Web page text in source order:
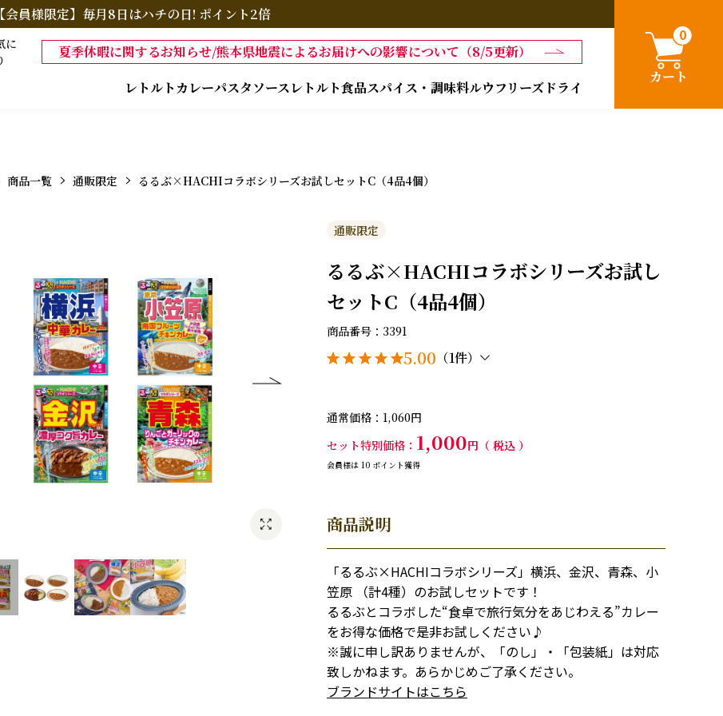
【会員様限定】毎月8日はハチの日! ポイント2倍
に
夏季休暇に関するお知らせ/熊本県地震によるお届けへの影響について（8/5更新）
レトルトカレーパスタソースレトルト食品スパイス・調味料ルウフリーズドライ
0
カート
商品一覧 通販限定 るるぶ×HACHIコラボシリーズお試しセットC（4品4個）
通販限定
るるぶ×HACHIコラボシリーズお試し
セットC（4品4個）
商品番号 3391
5.00 （1件）
通常価格
1,060
セット特別価格
1,000 税込
会員様は 10 ポイント獲得
商品説明
「るるぶ×HACHIコラボシリーズ」横浜、金沢、青森、小
笠原 （計4種）のお試しセットです！
るるぶとコラボした“食卓で旅行気分をあじわえる”カレー
をお得な価格で是非お試しください♪
※誠に申し訳ありませんが、「のし」・「包装紙」は対応
致しかねます。あらかじめご了承ください。
ブランドサイトはこちら